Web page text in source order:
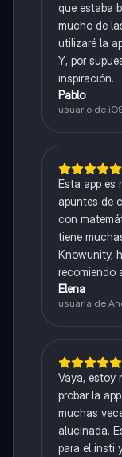
que estaba
mucho de
utilizaré la
Y, por
inspiración.
Pablo
usuario de
Esta app es
apuntes de
con
tiene
Knowunity,
recomiendo
Elena
usuaria de
Vaya, estoy
probar la
muchas
alucinada.
para el insti